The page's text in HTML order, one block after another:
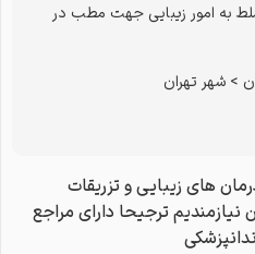
به امور زیبایی جهت مطب در
> شهر تهران
های زیبایی و تزریقات
نیازمندیم ترجیحا دارای مراجع